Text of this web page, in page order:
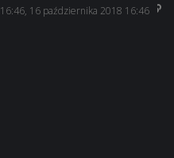
16:46, 16 października 2018 16:46